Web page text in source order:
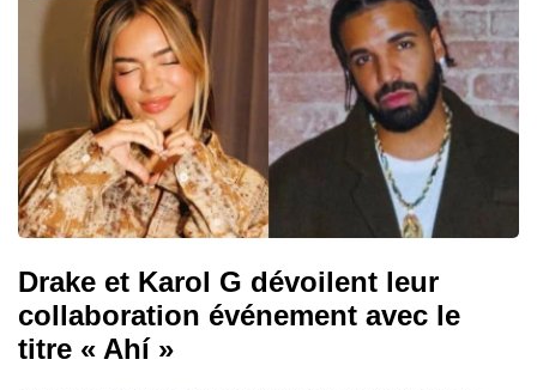
Drake et Karol G dévoilent leur
collaboration événement avec le
titre « Ahí »